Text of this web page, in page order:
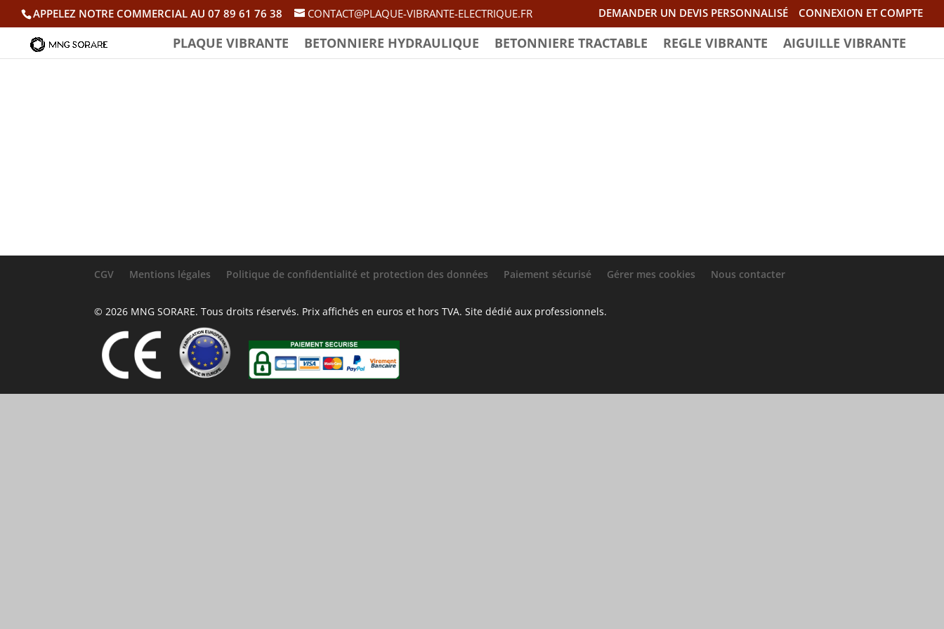
APPELEZ NOTRE COMMERCIAL AU 07 89 61 76 38 CONTACT@PLAQUE-VIBRANTE-ELECTRIQUE.FR DEMANDER UN DEVIS PERSONNALISÉ CONNEXION ET COMPTE
PLAQUE VIBRANTE BETONNIERE HYDRAULIQUE BETONNIERE TRACTABLE REGLE VIBRANTE AIGUILLE VIBRANTE
CGV Mentions légales Politique de confidentialité et protection des données Paiement sécurisé Gérer mes cookies Nous contacter
© 2026 MNG SORARE. Tous droits réservés. Prix affichés en euros et hors TVA. Site dédié aux professionnels.